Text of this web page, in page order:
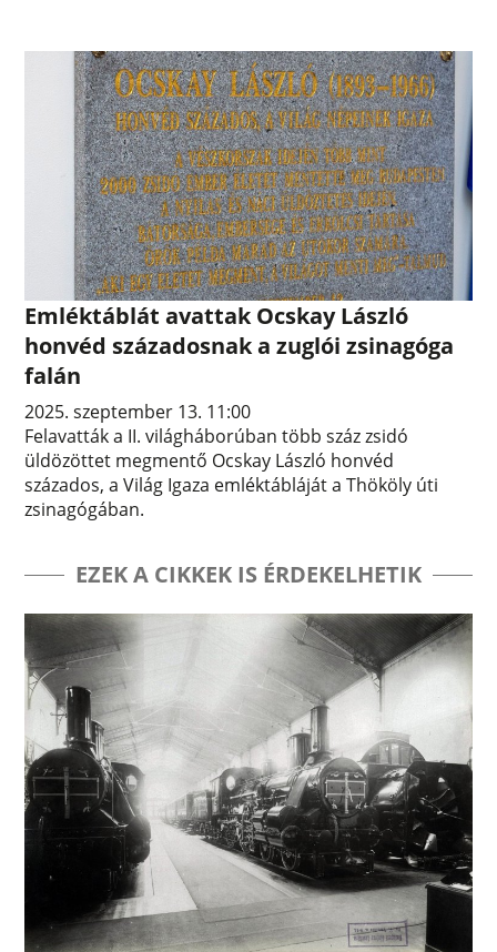
Emléktáblát avattak Ocskay László
honvéd századosnak a zuglói zsinagóga
falán
2025. szeptember 13. 11:00
Felavatták a II. világháborúban több száz zsidó
üldözöttet megmentő Ocskay László honvéd
százados, a Világ Igaza emléktábláját a Thököly úti
zsinagógában.
EZEK A CIKKEK IS ÉRDEKELHETIK